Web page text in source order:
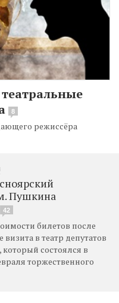
8
режиссёра
Пушкина
42
билетов после
визита в театр депутатов
состоялся в
торжественного